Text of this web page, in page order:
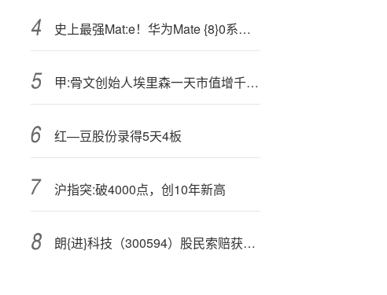
史上最强Mat:e！华为Mate {8}0系列有望11月25日发布
甲:骨文创始人埃里森一天市值增千亿美元 超马斯克成世界首富
红—豆股份录得5天4板
沪指突:破4000点，创10年新高
朗{进}科技（300594）股民索赔获得法院立案，苏大维格（300331）索赔案已有胜诉先例